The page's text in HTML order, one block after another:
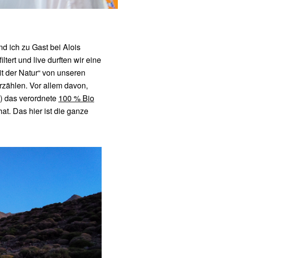
ich zu Gast bei Alois
und live durften wir eine
Natur“ von unseren
Vor allem davon,
das verordnete 100 % Bio
Das hier ist die ganze